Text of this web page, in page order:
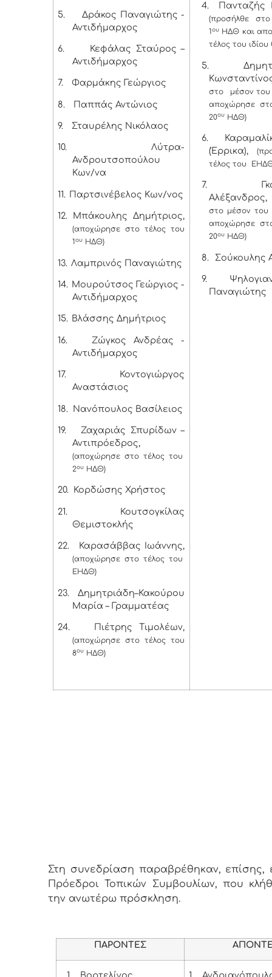
5.
Δράκος Παναγιώτης -
Αντιδήμαρχος
6.
Κεφάλας Σταύρος –
Αντιδήμαρχος
7. Φαρμάκης Γεώργιος
8. Παππάς Αντώνιος
9. Σταυρέλης Νικόλαος
10.
Λύτρα-
Ανδρουτσοπούλου
Κων/να
11. Παρτσινέβελος Κων/νος
12. Μπάκουλης Δημήτριος,
(αποχώρησε στο τέλος του
1 ουΗΔΘ)
13. Λαμπρινός Παναγιώτης
14. Μουρούτσος Γεώργιος -
Αντιδήμαρχος
15. Βλάσσης Δημήτριος
16.
Ζώγκος Ανδρέας -
Αντιδήμαρχος
17.
Κοντογιώργος
Αναστάσιος
18. Νανόπουλος Βασίλειος
19.
Ζαχαριάς Σπυρίδων –
Αντιπρόεδρος,
(αποχώρησε στο τέλος του
2ουΗΔΘ)
20. Κορδώσης Χρήστος
21.
Κουτσογκίλας
Θεμιστοκλής
22. Καρασάββας Ιωάννης,
(αποχώρησε στο τέλος του
ΕΗΔΘ)
23.
Δημητριάδη–Κακούρου
Μαρία – Γραμματέας
24. Πιέτρης Τιμολέων,
(αποχώρησε στο τέλος του
8ουΗΔΘ)
4. Πανταζής
(προσήλθε
1 ουΗΔΘ και
τέλος του ιδίου
5.
στο μέσον του
αποχώρησε
20ουΗΔΘ)
6.
(Έρρικα),
τέλος του
7.
στο μέσον του
αποχώρησε
20ουΗΔΘ)
8. Σούκουλης
9.
Παναγιώτης
Στη συνεδρίαση παραβρέθηκαν, επίσης,
Πρόεδροι Τοπικών Συμβουλίων, που
την ανωτέρω πρόσκληση.
ΠΑΡΟΝΤΕΣ